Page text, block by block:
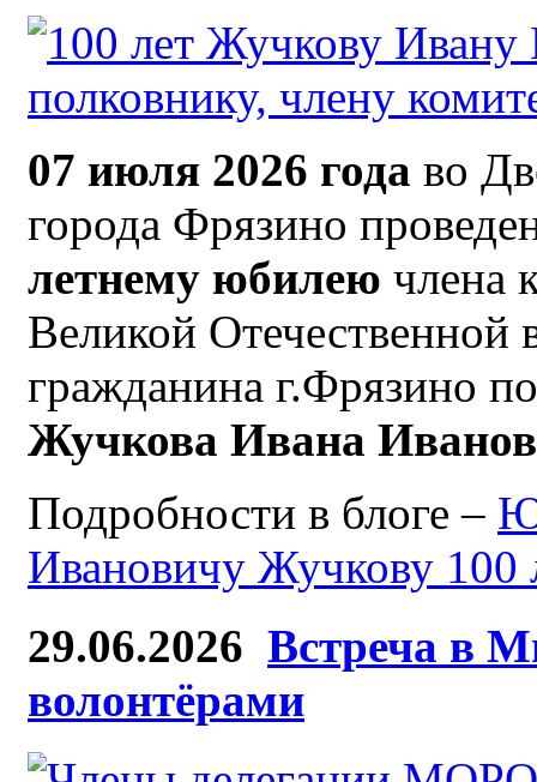
07 июля 2026 года во
города Фрязино
летнему юбилею члена
Великой Отечественной
гражданина г.Фрязино
Жучкова Ивана
Подробности в блоге –
Ивановичу Жучкову 100
29.06.2026 Встреча в
волонтёрами